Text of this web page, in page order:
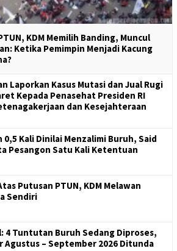
KDM Memilih Banding, Muncul
Ketika Pemimpin Menjadi Kacung
Laporkan Kasus Mutasi dan Jual Rugi
Kepada Penasehat Presiden RI
dan Kesejahteraan
0,5 Kali Dinilai Menzalimi Buruh, Said
Pesangon Satu Kali Ketentuan
Putusan PTUN, KDM Melawan
Sendiri
4 Tuntutan Buruh Sedang Diproses,
Agustus – September 2026 Ditunda